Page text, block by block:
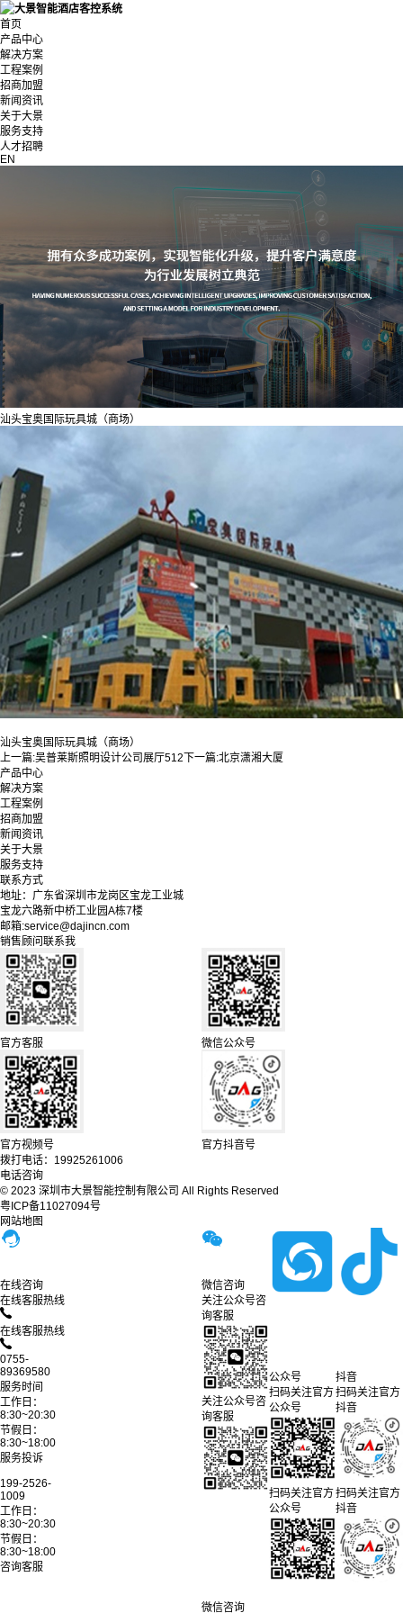
首页
产品中心
解决方案
工程案例
招商加盟
新闻资讯
关于大景
服务支持
人才招聘
EN
汕头宝奥国际玩具城（商场）
汕头宝奥国际玩具城（商场）
上一篇:吴普莱斯照明设计公司展厅512 下一篇:北京潇湘大厦
产品中心
解决方案
工程案例
招商加盟
新闻资讯
关于大景
服务支持
联系方式
地址：广东省深圳市龙岗区宝龙工业城
宝龙六路新中桥工业园A栋7楼
邮箱:service@dajincn.com
销售顾问联系我
官方客服 微信公众号
官方视频号
官方抖音号
拨打电话：19925261006
电话咨询
© 2023 深圳市大景智能控制有限公司 All Rights Reserved
粤ICP备11027094号
网站地图
在线咨询
在线客服热线
在线客服热线
0755-
89369580
服务时间
工作日：
8:30~20:30
节假日：
8:30~18:00
服务投诉
199-2526-
1009
工作日：
8:30~20:30
节假日：
8:30~18:00
咨询客服
微信咨询
关注公众号咨
询客服
关注公众号咨
询客服
公众号
扫码关注官方
公众号
扫码关注官方
公众号
抖音
扫码关注官方
抖音
扫码关注官方
抖音
微信咨询